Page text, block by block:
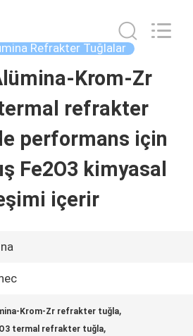
Refrakter Tuğlalar
Krom-Zr
refrakter
performans için
Fe2O3 kimyasal
içerir
Krom-Zr refrakter tuğla,
termal refrakter tuğla,